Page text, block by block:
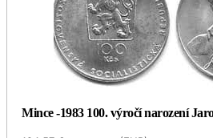
Mince -1983 100. výročí narození